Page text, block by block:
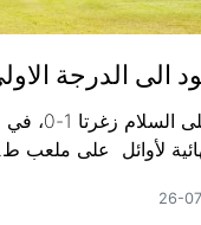
الى الدرجة
فوز طرابلس
لأوائل على ملعب ط...
26-